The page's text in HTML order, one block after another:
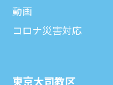
動画
コロナ災害対応
東京⼤司教区